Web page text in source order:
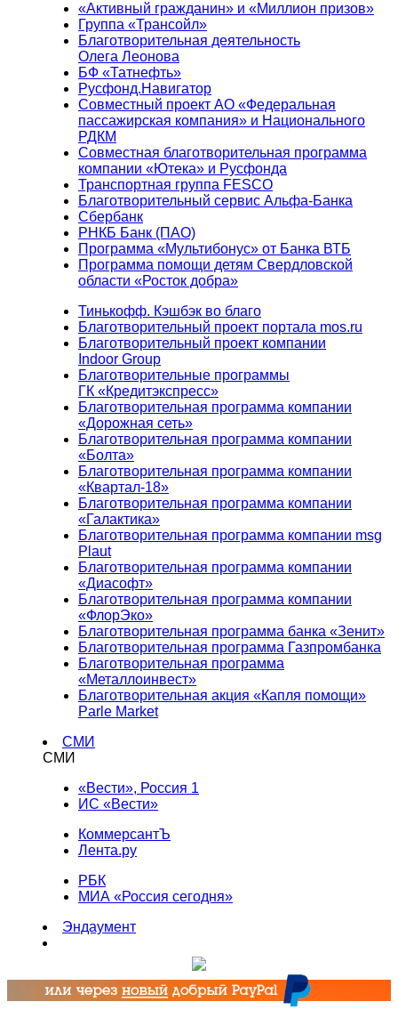
«Активный гражданин» и «Миллион призов»
Группа «Трансойл»
Благотворительная деятельность
Олега Леонова
БФ «Татнефть»
Русфонд.Навигатор
Совместный проект АО «Федеральная
пассажирская компания» и Национального
РДКМ
Совместная благотворительная программа
компании «Ютека» и Русфонда
Транспортная группа FESCO
Благотворительный сервис Альфа-Банка
Сбербанк
РНКБ Банк (ПАО)
Программа «Мультибонус» от Банка ВТБ
Программа помощи детям Свердловской
области «Росток добра»
Тинькофф. Кэшбэк во благо
Благотворительный проект портала mos.ru
Благотворительный проект компании
Indoor Group
Благотворительные программы
ГК «Кредитэкспресс»
Благотворительная программа компании
«Дорожная сеть»
Благотворительная программа компании
«Болта»
Благотворительная программа компании
«Квартал-18»
Благотворительная программа компании
«Галактика»
Благотворительная программа компании msg
Plaut
Благотворительная программа компании
«Диасофт»
Благотворительная программа компании
«ФлорЭко»
Благотворительная программа банка «Зенит»
Благотворительная программа Газпромбанка
Благотворительная программа
«Металлоинвест»
Благотворительная акция «Капля помощи»
Parle Market
СМИ
СМИ
«Вести», Россия 1
ИС «Вести»
КоммерсантЪ
Лента.ру
РБК
МИА «Россия сегодня»
Эндаумент